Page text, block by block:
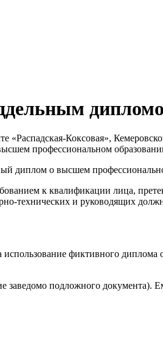
«Распадская-Коксовая»,
профессиональном
диплом о высшем
к квалификации лица,
технических и руководящих
фиктивного
подложного документа).